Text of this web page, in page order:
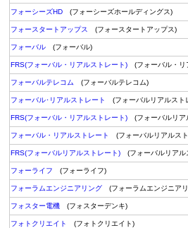
フォーシーズHD (フォーシーズホールディングス)
フォースタートアップス (フォースタートアップス)
フォーバル (フォーバル)
FRS(フォーバル・リアルストレート) (フォーバル・リ
フォーバルテレコム (フォーバルテレコム)
フォーバル･リアルストレート (フォーバルリアルスト
FRS(フォーバル・リアルストレート) (フォーバルリア
フォーバル・リアルストレート (フォーバルリアルス
FRS(フォーバルリアルストレート) (フォーバルリアル
フォーライフ (フォーライフ)
フォーラムエンジニアリング (フォーラムエンジニア
フォスター電機 (フォスターデンキ)
フォトクリエイト (フォトクリエイト)